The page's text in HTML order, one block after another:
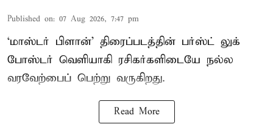
Published on: 07 Aug 2026, 7:47 pm
‘மாஸ்டர் பிளான்’ திரைப்படத்தின் பர்ஸ்ட் லுக்
போஸ்டர் வெளியாகி ரசிகர்களிடையே நல்ல
வரவேற்பைப் பெற்று வருகிறது.
Read More